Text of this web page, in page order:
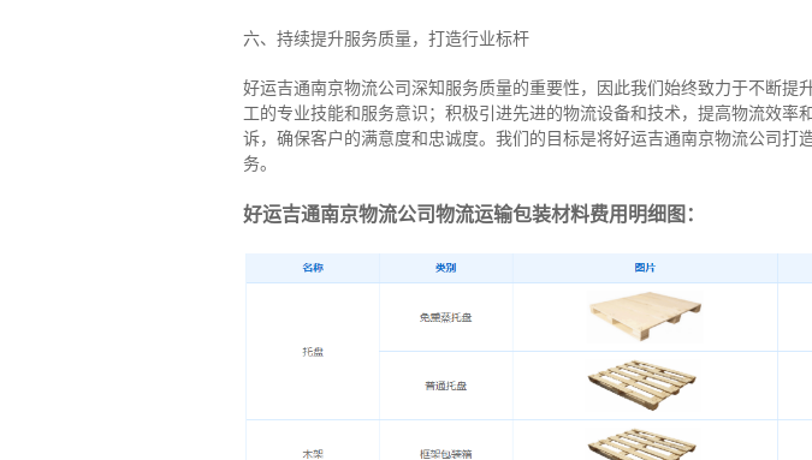
六、持续提升服务质量，打造行业标杆
好运吉通南京物流公司深知服务质量的重要性，因此我们始终致力于不断
工的专业技能和服务意识；积极引进先进的物流设备和技术，提高物流效
诉，确保客户的满意度和忠诚度。我们的目标是将好运吉通南京物流公司
务。
好运吉通南京物流公司物流运输包装材料费用明细图：